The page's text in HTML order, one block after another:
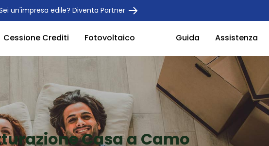
un'impresa edile? Diventa Partner
Cessione Crediti Fotovoltaico Guida Assistenza
Casa a Camo